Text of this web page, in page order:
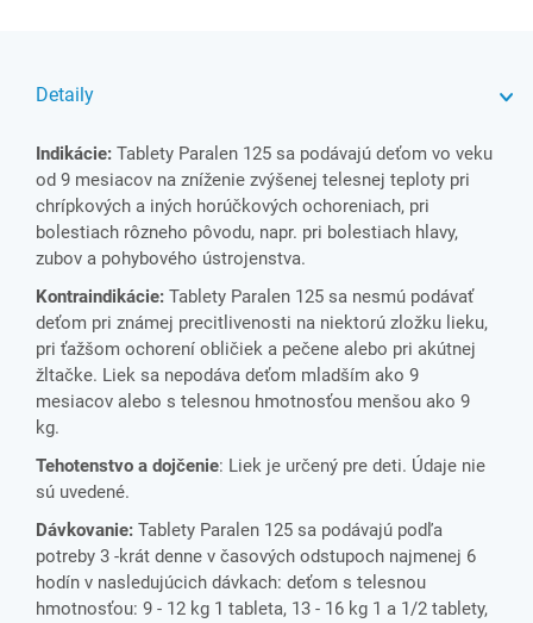
Detaily
Indikácie: Tablety Paralen 125 sa podávajú deťom vo veku
od 9 mesiacov na zníženie zvýšenej telesnej teploty pri
chrípkových a iných horúčkových ochoreniach, pri
bolestiach rôzneho pôvodu, napr. pri bolestiach hlavy,
zubov a pohybového ústrojenstva.
Kontraindikácie: Tablety Paralen 125 sa nesmú podávať
deťom pri známej precitlivenosti na niektorú zložku lieku,
pri ťažšom ochorení obličiek a pečene alebo pri akútnej
žltačke. Liek sa nepodáva deťom mladším ako 9
mesiacov alebo s telesnou hmotnosťou menšou ako 9
kg.
Tehotenstvo a dojčenie: Liek je určený pre deti. Údaje nie
sú uvedené.
Dávkovanie: Tablety Paralen 125 sa podávajú podľa
potreby 3 -krát denne v časových odstupoch najmenej 6
hodín v nasledujúcich dávkach: deťom s telesnou
hmotnosťou: 9 - 12 kg 1 tableta, 13 - 16 kg 1 a 1/2 tablety,